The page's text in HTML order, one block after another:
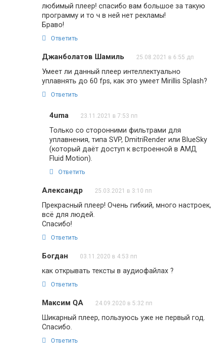
любимый плеер! спасибо вам большое за такую
программу и то ч в ней нет рекламы!
Браво!
Ответить
Джанболатов Шамиль 25.08.2021 в 6:55 дп
Умеет ли данный плеер интеллектуально
уплавнять до 60 fps, как это умеет Mirillis Splash?
Ответить
4uma 23.11.2021 в 7:53 пп
Только со сторонними фильтрами для
уплавнения, типа SVP, DmitriRender или BlueSky
(который даёт доступ к встроенной в АМД
Fluid Motion).
Ответить
Александр 25.03.2021 в 3:10 пп
Прекрасный плеер! Очень гибкий, много настроек,
всё для людей.
Спасибо!
Ответить
Богдан 03.11.2020 в 4:53 пп
как открывать тексты в аудиофайлах ?
Ответить
Максим QA 24.09.2020 в 5:32 пп
Шикарный плеер, пользуюсь уже не первый год.
Спасибо.
Ответить